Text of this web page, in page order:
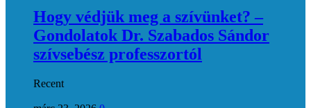
Hogy védjük meg a szívünket? –
Gondolatok Dr. Szabados Sándor
szívsebész professzortól
Recent